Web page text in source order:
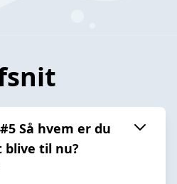
Så hvem er du
til nu?